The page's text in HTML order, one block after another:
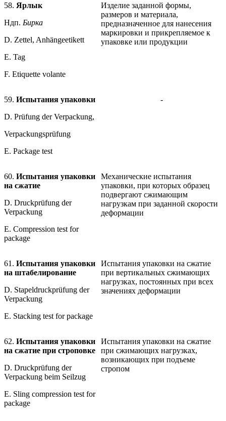
58. Ярлык
Ндп. Бирка
D. Zettel, Anhängeetikett
Е. Tag
F. Etiquette volante
Изделие заданной формы,
размеров и материала,
предназначенное для нанесения
маркировки и прикрепляемое к
упаковке или продукции
59. Испытания упаковки
D. Prüfung der Verpackung,
Verpackungsprüfung
E. Package test
-
60. Испытания упаковки
на сжатие
D. Druckprüfung der
Verpackung
E. Compression test for
package
Механические испытания
упаковки, при которых образец
подвергают сжимающим
нагрузкам при заданной скорости
деформации
61. Испытания упаковки
на штабелирование
D. Stapeldruckprüfung der
Verpackung
E. Stacking test for package
Испытания упаковки на сжатие
при вертикальных сжимающих
нагрузках, постоянных при всех
значениях деформации
62. Испытания упаковки
на сжатие при строповке
D. Druckprüfung der
Verpackung beim Seilzug
E. Sling compression test for
package
Испытания упаковки на сжатие
при сжимающих нагрузках,
возникающих при подъеме
стропом